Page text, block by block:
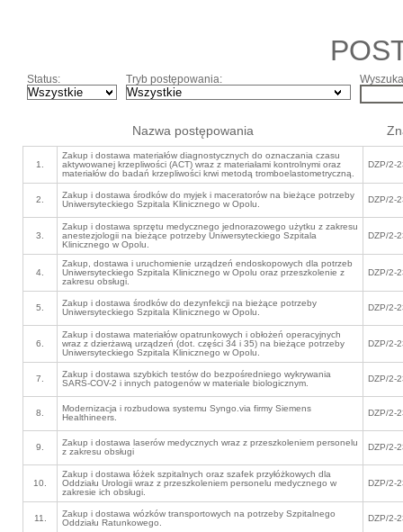
Status: Tryb postępowania:
Nazwa postępowania
1.
Zakup i dostawa materiałów diagnostycznych do oznaczania czasu
aktywowanej krzepliwości (ACT) wraz z materiałami kontrolnymi oraz
materiałów do badań krzepliwości krwi metodą tromboelastometryczną.
DZP/2-
2.
Zakup i dostawa środków do myjek i maceratorów na bieżące potrzeby
Uniwersyteckiego Szpitala Klinicznego w Opolu.
DZP/2-
3.
Zakup i dostawa sprzętu medycznego jednorazowego użytku z zakresu
anestezjologii na bieżące potrzeby Uniwersyteckiego Szpitala
Klinicznego w Opolu.
DZP/2-
4.
Zakup, dostawa i uruchomienie urządzeń endoskopowych dla potrzeb
Uniwersyteckiego Szpitala Klinicznego w Opolu oraz przeszkolenie z
zakresu obsługi.
DZP/2-
5.
Zakup i dostawa środków do dezynfekcji na bieżące potrzeby
Uniwersyteckiego Szpitala Klinicznego w Opolu.
DZP/2-
6.
Zakup i dostawa materiałów opatrunkowych i obłożeń operacyjnych
wraz z dzierżawą urządzeń (dot. części 34 i 35) na bieżące potrzeby
Uniwersyteckiego Szpitala Klinicznego w Opolu.
DZP/2-
7.
Zakup i dostawa szybkich testów do bezpośredniego wykrywania
SARS-COV-2 i innych patogenów w materiale biologicznym.
DZP/2-
8.
Modernizacja i rozbudowa systemu Syngo.via firmy Siemens
Healthineers.
DZP/2-
9.
Zakup i dostawa laserów medycznych wraz z przeszkoleniem personelu
z zakresu obsługi
DZP/2-
10.
Zakup i dostawa łóżek szpitalnych oraz szafek przyłóżkowych dla
Oddziału Urologii wraz z przeszkoleniem personelu medycznego w
zakresie ich obsługi.
DZP/2-
11.
Zakup i dostawa wózków transportowych na potrzeby Szpitalnego
Oddziału Ratunkowego.
DZP/2-